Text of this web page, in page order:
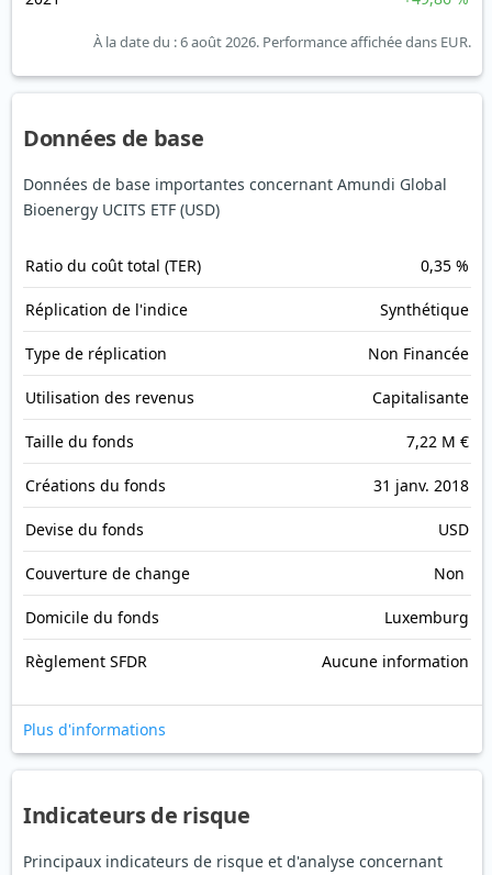
À la date du : 6 août 2026. Performance affichée dans EUR.
Données de base
Données de base importantes concernant Amundi Global
Bioenergy UCITS ETF (USD)
Ratio du coût total (TER) 0,35 %
Réplication de l'indice Synthétique
Type de réplication Non Financée
Utilisation des revenus Capitalisante
Taille du fonds 7,22 M €
Créations du fonds 31 janv. 2018
Devise du fonds USD
Couverture de change Non
Domicile du fonds Luxemburg
Règlement SFDR Aucune information
Plus d'informations
Indicateurs de risque
Principaux indicateurs de risque et d'analyse concernant